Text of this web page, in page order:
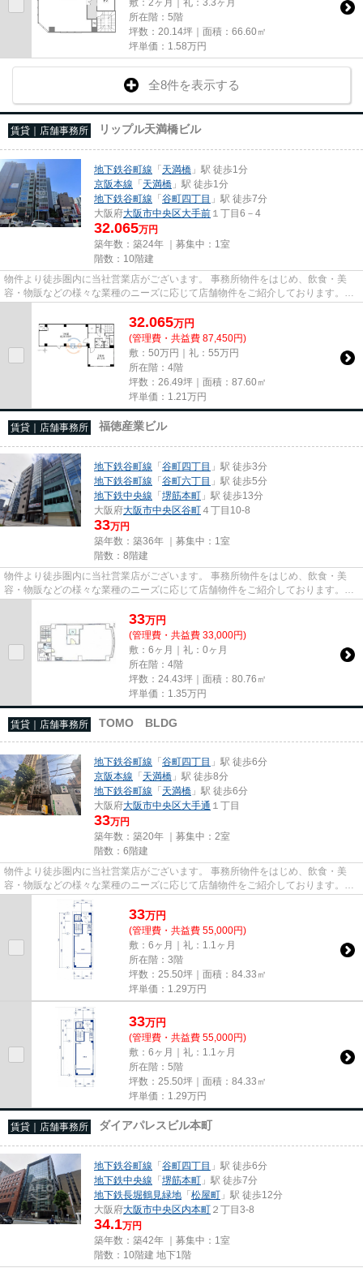
所在階：5階
坪数：20.14坪｜面積：66.60㎡
坪単価： 1.58万円
全8件を表示する
賃貸｜店舗事務所 リップル天満橋ビル
地下鉄谷町線 「天満橋 」駅 徒歩1分
京阪本線 「天満橋 」駅 徒歩1分
地下鉄谷町線 「谷町四丁目 」駅 徒歩7分
大阪府大阪市中央区大手前 １丁目6－4
32.065万円
築年数：築24年 ｜募集中： 1室
階数：10階建
物件より徒歩圏内に当社営業店がございます。 事務所物件をはじめ、飲食・美
容・物販などの様々な業種のニーズに応じて店舗物件をご紹介しております。
尚、弊社ではおとり広告は一切...
32.065万円
(管理費・共益費 87,450円)
敷：50万円｜礼：55万円
所在階：4階
坪数：26.49坪｜面積：87.60㎡
坪単価： 1.21 万円
賃貸｜店舗事務所 福徳産業ビル
地下鉄谷町線 「谷町四丁目 」駅 徒歩3分
地下鉄谷町線 「谷町六丁目 」駅 徒歩5分
地下鉄中央線 「堺筋本町 」駅 徒歩13分
大阪府大阪市中央区谷町 ４丁目10-8
33万円
築年数：築36年 ｜募集中： 1室
階数：8階建
物件より徒歩圏内に当社営業店がございます。 事務所物件をはじめ、飲食・美
容・物販などの様々な業種のニーズに応じて店舗物件をご紹介しております。
尚、弊社ではおとり広告は一切...
33万円
(管理費・共益費 33,000円)
敷：6ヶ月｜礼：0ヶ月
所在階：4階
坪数：24.43坪｜面積：80.76㎡
坪単価： 1.35万円
賃貸｜店舗事務所 TOMO BLDG
地下鉄谷町線 「谷町四丁目 」駅 徒歩6分
京阪本線 「天満橋 」駅 徒歩8分
地下鉄谷町線 「天満橋 」駅 徒歩6分
大阪府大阪市中央区大手通 １丁目
33万円
築年数：築20年 ｜募集中： 2室
階数：6階建
物件より徒歩圏内に当社営業店がございます。 事務所物件をはじめ、飲食・美
容・物販などの様々な業種のニーズに応じて店舗物件をご紹介しております。
尚、弊社ではおとり広告は一切...
33万円
(管理費・共益費 55,000円)
敷：6ヶ月｜礼：1.1ヶ月
所在階：3階
坪数：25.50坪｜面積：84.33㎡
坪単価： 1.29万円
33万円
(管理費・共益費 55,000円)
敷：6ヶ月｜礼：1.1ヶ月
所在階：5階
坪数：25.50坪｜面積：84.33㎡
坪単価： 1.29万円
賃貸｜店舗事務所 ダイアパレスビル本町
地下鉄谷町線 「谷町四丁目 」駅 徒歩6分
地下鉄中央線 「堺筋本町 」駅 徒歩7分
地下鉄長堀鶴見緑地 「松屋町 」駅 徒歩12分
大阪府大阪市中央区内本町 ２丁目3-8
34.1万円
築年数：築42年 ｜募集中： 1室
階数：10階建 地下1階